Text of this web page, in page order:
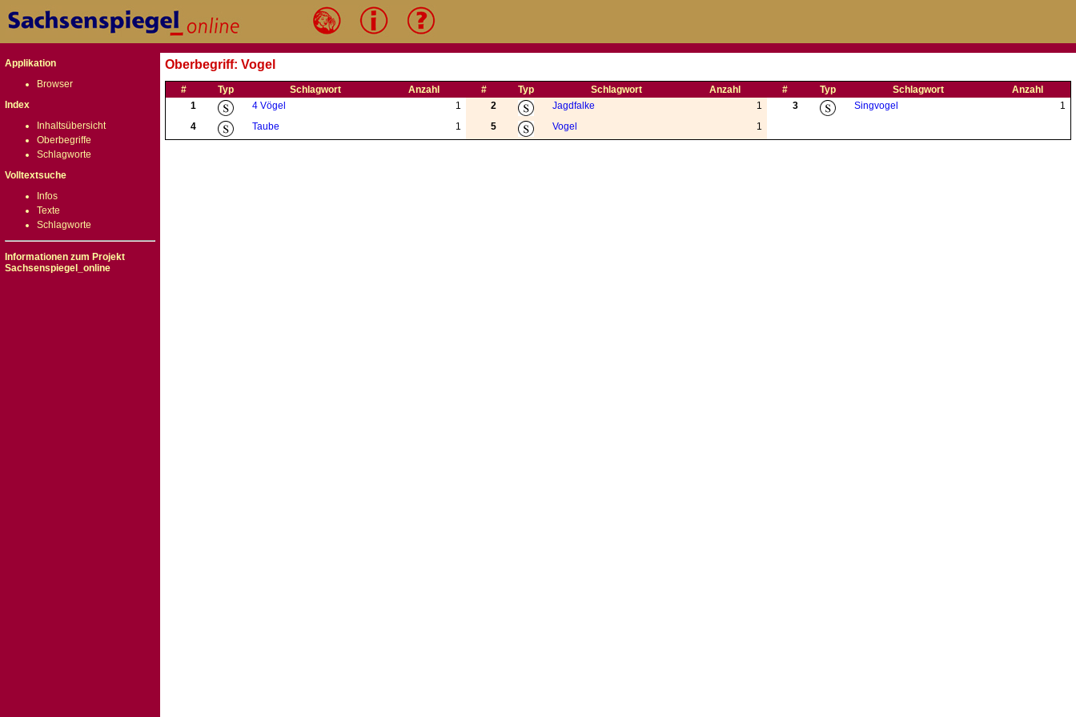
Applikation
Browser
Index
Inhaltsübersicht
Oberbegriffe
Schlagworte
Volltextsuche
Infos
Texte
Schlagworte
Informationen zum Projekt
Sachsenspiegel_online
Oberbegriff: Vogel
# Typ Schlagwort Anzahl # Typ Schlagwort Anzahl # Typ Schlagwort
Anzahl
1
4 Vögel 1 2 Jagdfalke 1 3 Singvogel
1
4
Taube 1 5 Vogel 1